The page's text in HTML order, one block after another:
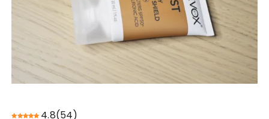
4.8(54)